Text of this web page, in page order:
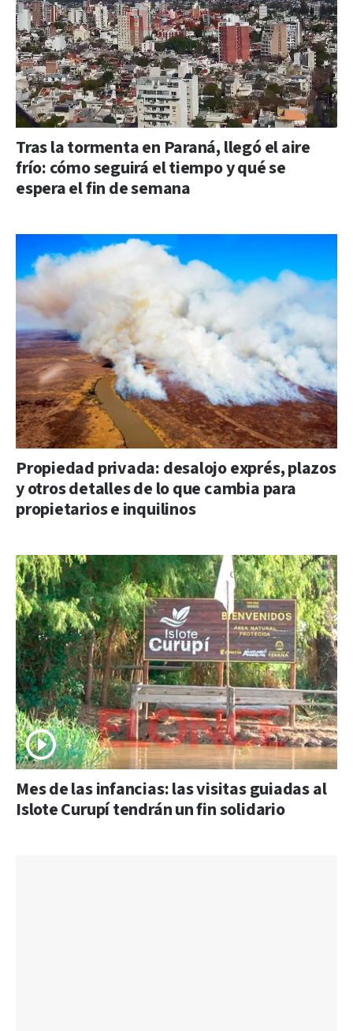
Tras la tormenta en Paraná, llegó el aire
frío: cómo seguirá el tiempo y qué se
espera el fin de semana
Propiedad privada: desalojo exprés, plazos
y otros detalles de lo que cambia para
propietarios e inquilinos
Mes de las infancias: las visitas guiadas al
Islote Curupí tendrán un fin solidario